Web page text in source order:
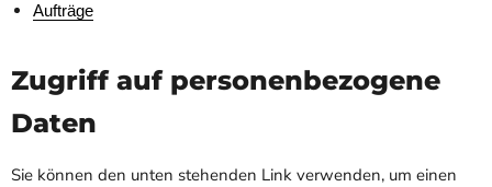
Aufträge
Zugriff auf personenbezogene
Daten
Sie können den unten stehenden Link verwenden, um einen